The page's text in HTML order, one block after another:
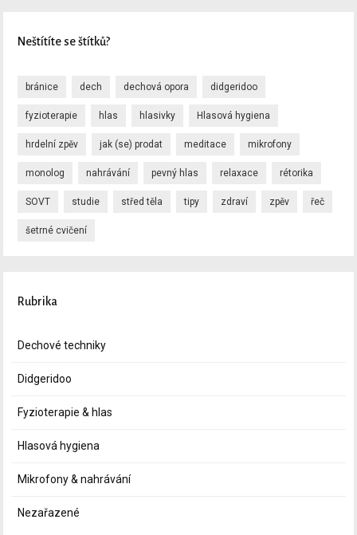
Neštítíte se štítků?
bránice dech dechová opora didgeridoo
fyzioterapie hlas hlasivky Hlasová hygiena
hrdelní zpěv jak (se) prodat meditace mikrofony
monolog nahrávání pevný hlas relaxace rétorika
SOVT studie střed těla tipy zdraví zpěv řeč
šetrné cvičení
Rubrika
Dechové techniky
Didgeridoo
Fyzioterapie & hlas
Hlasová hygiena
Mikrofony & nahrávání
Nezařazené